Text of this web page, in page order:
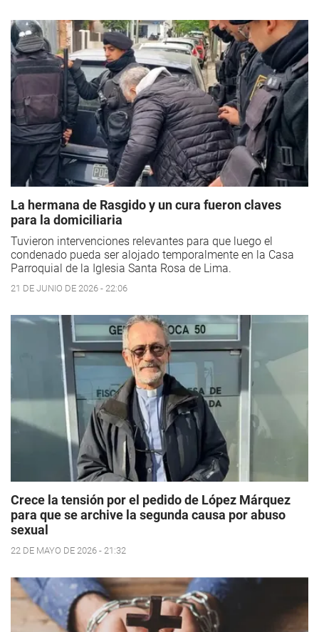
La hermana de Rasgido y un cura fueron claves
para la domiciliaria
Tuvieron intervenciones relevantes para que luego el
condenado pueda ser alojado temporalmente en la Casa
Parroquial de la Iglesia Santa Rosa de Lima.
21 DE JUNIO DE 2026 - 22:06
Crece la tensión por el pedido de López Márquez
para que se archive la segunda causa por abuso
sexual
22 DE MAYO DE 2026 - 21:32